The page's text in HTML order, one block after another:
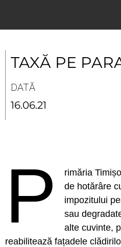
content
TAXĂ PE
DATĂ
16.06.21
P
rimăria
de hotărâre
impozitului
sau
alte cuvinte,
reabilitează fațadele